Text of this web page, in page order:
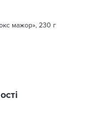
мажор», 230 г